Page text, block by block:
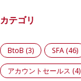
カテゴリ
BtoB (3) SFA (46)
アカウントセールス (4)